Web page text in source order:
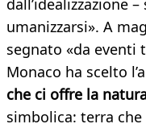
dall’idealizzazione
umanizzarsi». A
segnato «da eventi
Monaco ha scelto
che ci offre la
simbolica: terra